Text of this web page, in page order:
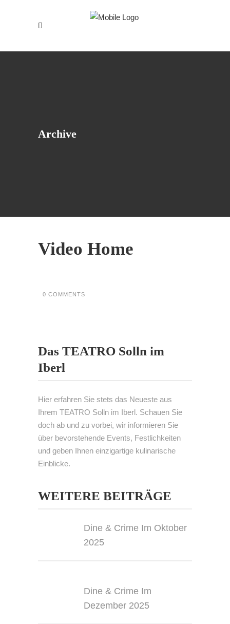
Archive
Video Home
0 COMMENTS
Das TEATRO Solln im
Iberl
Hier erfahren Sie stets das Neueste aus
Ihrem TEATRO Solln im Iberl. Schauen Sie
doch ab und zu vorbei, wir informieren Sie
über bevorstehende Events, Festlichkeiten
und geben Ihnen einzigartige kulinarische
Einblicke.
WEITERE BEITRÄGE
Dine & Crime Im Oktober
2025
Dine & Crime Im
Dezember 2025